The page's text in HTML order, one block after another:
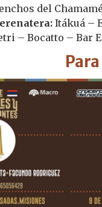
del
Itákuá –
– Bocatto – Bar